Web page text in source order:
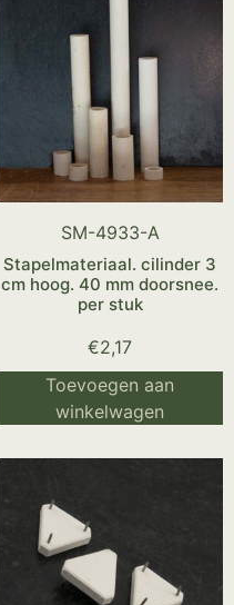
SM-4933-A
Stapelmateriaal. cilinder 3
cm hoog. 40 mm doorsnee.
per stuk
€2,17
Toevoegen aan
winkelwagen